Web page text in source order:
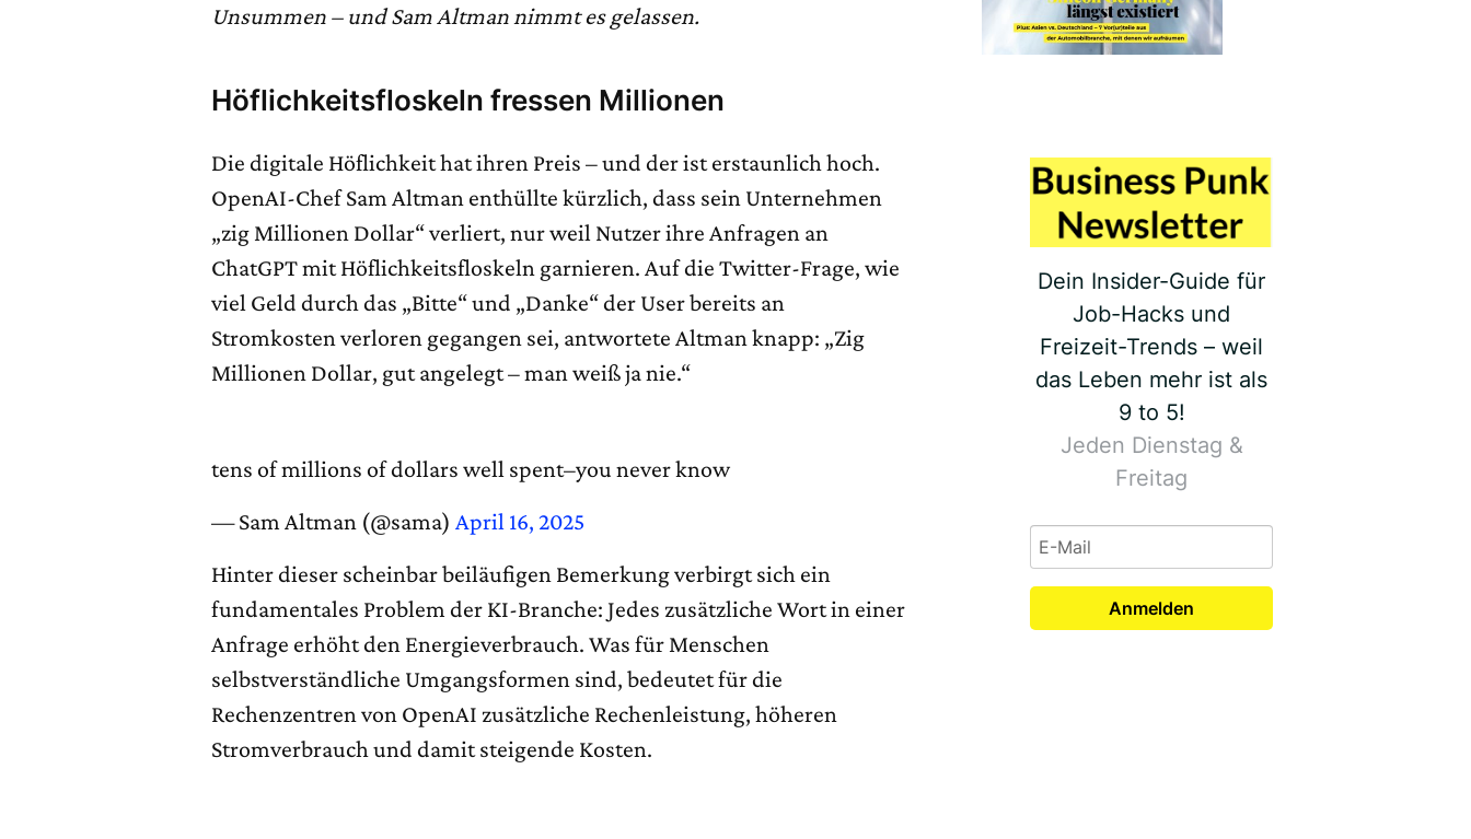
Unsummen – und Sam Altman nimmt es gelassen.
Höflichkeitsfloskeln fressen Millionen
Die digitale Höflichkeit hat ihren Preis – und der ist erstaunlich hoch.
OpenAI-Chef Sam Altman enthüllte kürzlich, dass sein Unternehmen
„zig Millionen Dollar“ verliert, nur weil Nutzer ihre Anfragen an
ChatGPT mit Höflichkeitsfloskeln garnieren. Auf die Twitter-Frage, wie
viel Geld durch das „Bitte“ und „Danke“ der User bereits an
Stromkosten verloren gegangen sei, antwortete Altman knapp: „Zig
Millionen Dollar, gut angelegt – man weiß ja nie.“
tens of millions of dollars well spent–you never know
— Sam Altman (@sama) April 16, 2025
Hinter dieser scheinbar beiläufigen Bemerkung verbirgt sich ein
fundamentales Problem der KI-Branche: Jedes zusätzliche Wort in einer
Anfrage erhöht den Energieverbrauch. Was für Menschen
selbstverständliche Umgangsformen sind, bedeutet für die
Rechenzentren von OpenAI zusätzliche Rechenleistung, höheren
Stromverbrauch und damit steigende Kosten.
Dein Insider-Guide für
Job-Hacks und
Freizeit-Trends – weil
das Leben mehr ist als
9 to 5!
Jeden Dienstag &
Freitag
Anmelden